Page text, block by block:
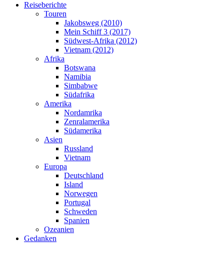
Reiseberichte
Touren
Jakobsweg (2010)
Mein Schiff 3 (2017)
Südwest-Afrika (2012)
Vietnam (2012)
Afrika
Botswana
Namibia
Simbabwe
Südafrika
Amerika
Nordamrika
Zenralamerika
Südamerika
Asien
Russland
Vietnam
Europa
Deutschland
Island
Norwegen
Portugal
Schweden
Spanien
Ozeanien
Gedanken